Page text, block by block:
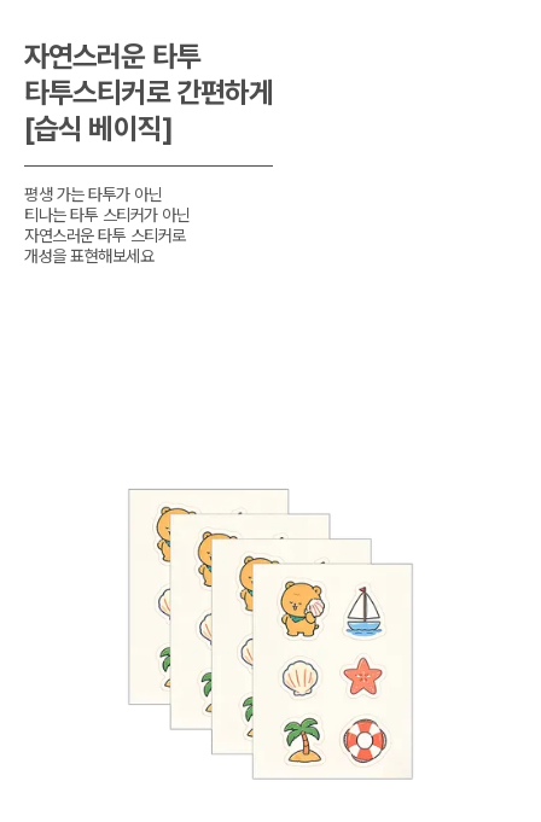
자연스러운 타투
타투스티커로 간편하게
[습식 베이직]
평생 가는 타투가 아닌
티나는 타투 스티커가 아닌
자연스러운 타투 스티커로
개성을 표현해보세요